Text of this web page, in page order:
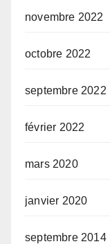
novembre 2022
octobre 2022
septembre 2022
février 2022
mars 2020
janvier 2020
septembre 2014